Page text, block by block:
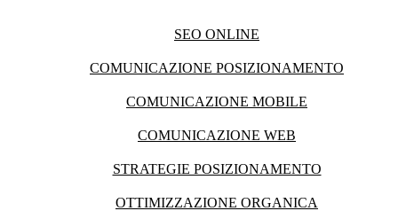
SEO ONLINE
COMUNICAZIONE POSIZIONAMENTO
COMUNICAZIONE MOBILE
COMUNICAZIONE WEB
STRATEGIE POSIZIONAMENTO
OTTIMIZZAZIONE ORGANICA